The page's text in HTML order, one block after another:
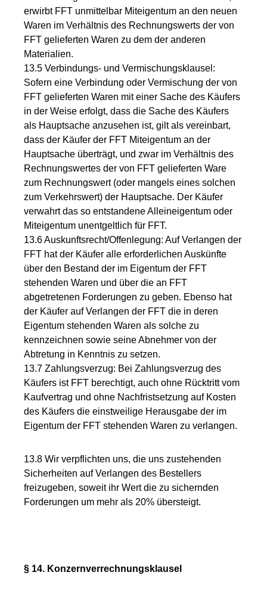
erwirbt FFT unmittelbar Miteigentum an den neuen
Waren im Verhältnis des Rechnungswerts der von
FFT gelieferten Waren zu dem der anderen
Materialien.
13.5 Verbindungs- und Vermischungsklausel:
Sofern eine Verbindung oder Vermischung der von
FFT gelieferten Waren mit einer Sache des Käufers
in der Weise erfolgt, dass die Sache des Käufers
als Hauptsache anzusehen ist, gilt als vereinbart,
dass der Käufer der FFT Miteigentum an der
Hauptsache überträgt, und zwar im Verhältnis des
Rechnungswertes der von FFT gelieferten Ware
zum Rechnungswert (oder mangels eines solchen
zum Verkehrswert) der Hauptsache. Der Käufer
verwahrt das so entstandene Alleineigentum oder
Miteigentum unentgeltlich für FFT.
13.6 Auskunftsrecht/Offenlegung: Auf Verlangen der
FFT hat der Käufer alle erforderlichen Auskünfte
über den Bestand der im Eigentum der FFT
stehenden Waren und über die an FFT
abgetretenen Forderungen zu geben. Ebenso hat
der Käufer auf Verlangen der FFT die in deren
Eigentum stehenden Waren als solche zu
kennzeichnen sowie seine Abnehmer von der
Abtretung in Kenntnis zu setzen.
13.7 Zahlungsverzug: Bei Zahlungsverzug des
Käufers ist FFT berechtigt, auch ohne Rücktritt vom
Kaufvertrag und ohne Nachfristsetzung auf Kosten
des Käufers die einstweilige Herausgabe der im
Eigentum der FFT stehenden Waren zu verlangen.
13.8 Wir verpflichten uns, die uns zustehenden
Sicherheiten auf Verlangen des Bestellers
freizugeben, soweit ihr Wert die zu sichernden
Forderungen um mehr als 20% übersteigt.
§ 14. Konzernverrechnungsklausel